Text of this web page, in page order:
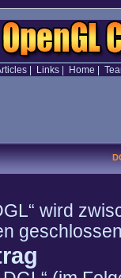
| Links| Home
wird